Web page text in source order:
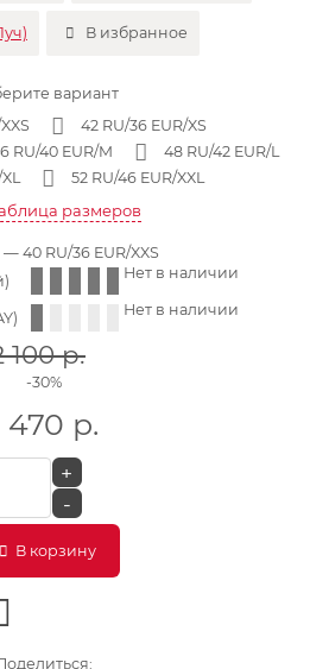
В избранное
вариант
42 RU/36 EUR/XS
RU/40 EUR/M
48 RU/42 EUR/L
52 RU/46 EUR/XXL
размеров
— 40 RU/36 EUR/XXS
Нет в наличии
Нет в наличии
100 р.
-30%
470 р.
+
-
В корзину